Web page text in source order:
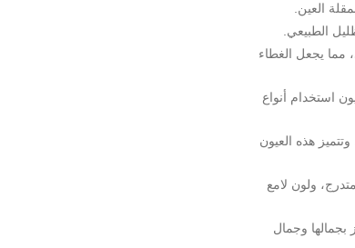
العين.
الطبيعي.
مما يجعل الغطاء
استخدام أنواع
هذه العيون
ولون لامع
بجمالها وجمال